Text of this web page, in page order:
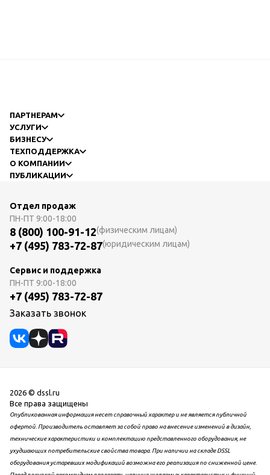
ПАРТНЕРАМ
УСЛУГИ
БИЗНЕСУ
ТЕХПОДДЕРЖКА
О КОМПАНИИ
ПУБЛИКАЦИИ
Отдел продаж
ПН-ПТ 9:00-18:00
8 (800) 100-91-12(физическим лицам)
+7 (495) 783-72-87(юридическим лицам)
Сервис и поддержка
ПН-ПТ 9:00-18:00
+7 (495) 783-72-87
Заказать звонок
2026 © dssl.ru
Все права защищены
Опубликованная информация несет справочный характер и не является публичной
офертой. Производитель оставляет за собой право на внесение изменений в дизайн,
технические характеристики и комплектацию представленного оборудования, не
ухудшающих потребительские свойства товара. При наличии на складе DSSL
оборудования устаревших модификаций возможна его реализация по сниженной цене.